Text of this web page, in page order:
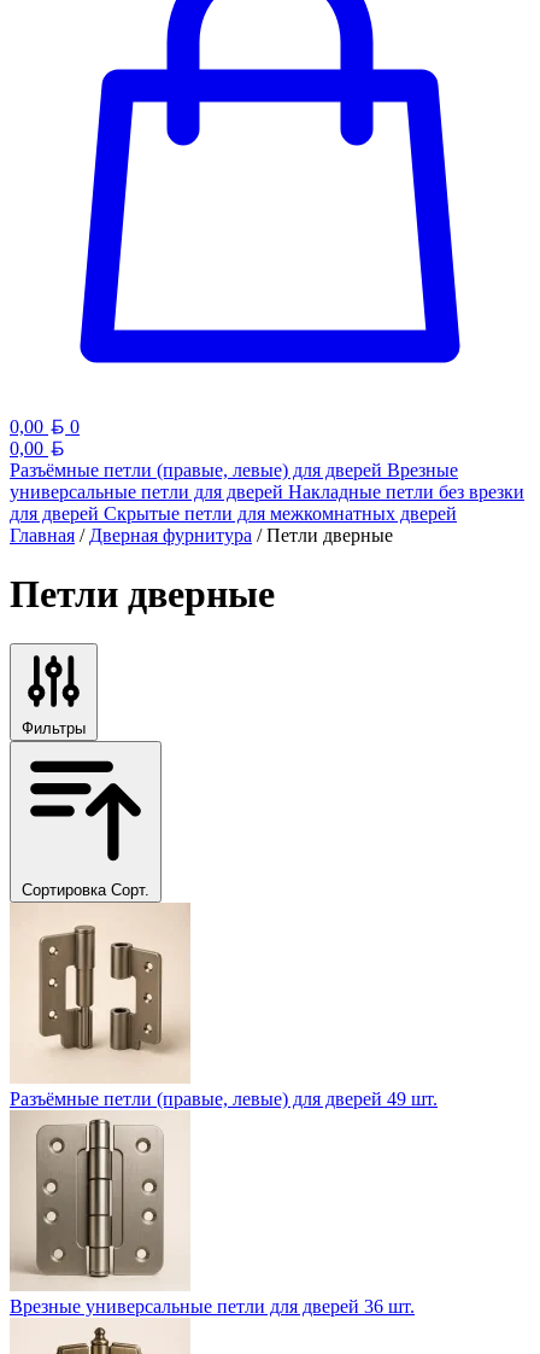
0,00 Белорусский рубль
0
0,00
Разъёмные петли (правые, левые) для дверей Врезные
универсальные петли для дверей Накладные петли без врезки
для дверей Скрытые петли для межкомнатных дверей
Главная / Дверная фурнитура / Петли дверные
Петли дверные
Фильтры
Сортировка Сорт.
Разъёмные петли (правые, левые) для дверей 49 шт.
Врезные универсальные петли для дверей 36 шт.